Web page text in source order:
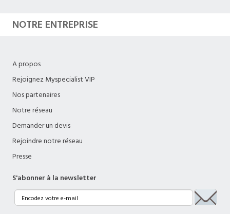
NOTRE ENTREPRISE
A propos
Rejoignez Myspecialist VIP
Nos partenaires
Notre réseau
Demander un devis
Rejoindre notre réseau
Presse
S'abonner à la newsletter